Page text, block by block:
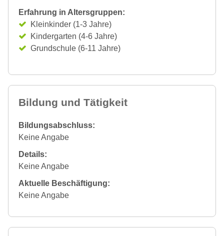
Erfahrung in Altersgruppen:
Kleinkinder (1-3 Jahre)
Kindergarten (4-6 Jahre)
Grundschule (6-11 Jahre)
Bildung und Tätigkeit
Bildungsabschluss:
Keine Angabe
Details:
Keine Angabe
Aktuelle Beschäftigung:
Keine Angabe